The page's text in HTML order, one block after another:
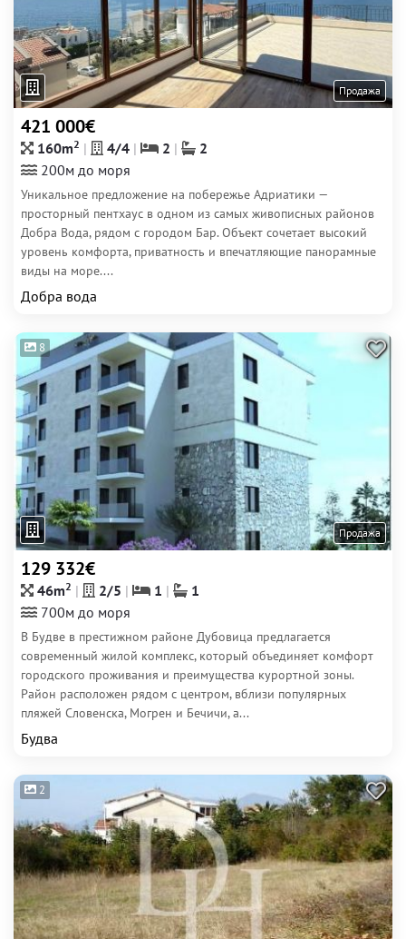
Продажа
421 000€
160m2 4/4 2
2
200м до моря
Уникальное предложение на побережье Адриатики —
просторный пентхаус в одном из самых живописных районов
Добра Вода, рядом с городом Бар. Объект сочетает высокий
уровень комфорта, приватность и впечатляющие панорамные
виды на море....
Добра вода
8
Продажа
129 332€
46m2 2/5 1
1
700м до моря
В Будве в престижном районе Дубовица предлагается
современный жилой комплекс, который объединяет комфорт
городского проживания и преимущества курортной зоны.
Район расположен рядом с центром, вблизи популярных
пляжей Словенска, Могрен и Бечичи, а...
Будва
2